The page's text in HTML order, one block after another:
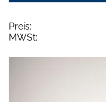
Preis:
MWSt: